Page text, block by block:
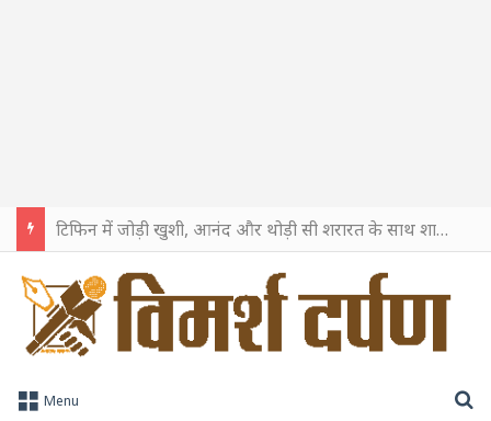
टिफिन में जोड़ी खुशी, आनंद और थोड़ी सी शरारत के साथ शाहरुख खान ने टिफिन बॉक्स को दी हैप्पी एंडिंग
Menu